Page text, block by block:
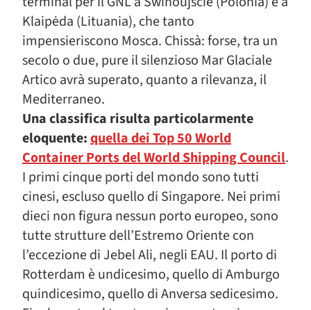
Klaipėda (Lituania), che tanto
impensieriscono Mosca. Chissà: forse, tra un
secolo o due, pure il silenzioso Mar Glaciale
Artico avrà superato, quanto a rilevanza, il
Mediterraneo.
Una classifica risulta particolarmente
eloquente:quella dei Top 50 World
Container Ports del World Shipping Council.
I primi cinque porti del mondo sono tutti
cinesi, escluso quello di Singapore. Nei primi
dieci non figura nessun porto europeo, sono
tutte strutture dell’Estremo Oriente con
l’eccezione di Jebel Ali, negli EAU. Il porto di
Rotterdam è undicesimo, quello di Amburgo
quindicesimo, quello di Anversa sedicesimo.